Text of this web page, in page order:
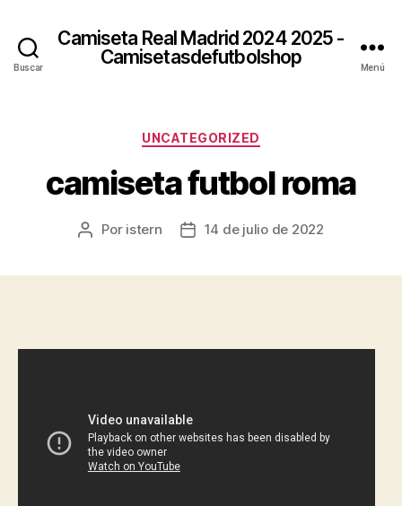
Buscar
Camiseta Real Madrid 2024 2025 -
Camisetasdefutbolshop
Menú
Categorías
UNCATEGORIZED
camiseta futbol roma
Autor
Por istern
Fecha14 de julio de 2022